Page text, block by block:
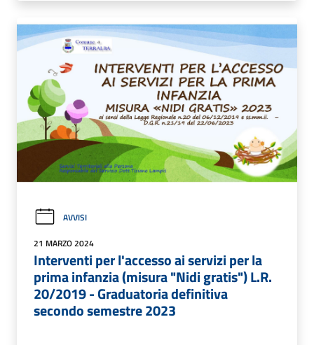
AVVISI
21 MARZO 2024
Interventi per l'accesso ai servizi per la
prima infanzia (misura "Nidi gratis") L.R.
20/2019 - Graduatoria definitiva
secondo semestre 2023